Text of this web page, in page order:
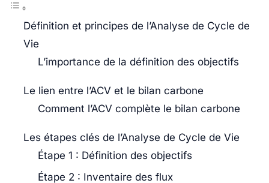
Définition et principes de l’Analyse de Cycle de
Vie
L’importance de la définition des objectifs
Le lien entre l’ACV et le bilan carbone
Comment l’ACV complète le bilan carbone
Les étapes clés de l’Analyse de Cycle de Vie
Étape 1 : Définition des objectifs
Étape 2 : Inventaire des flux